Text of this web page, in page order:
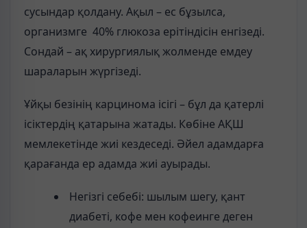
сусындар қолдану. Ақыл – ес бұзылса,
организмге 40% глюкоза ерітіндісін енгізеді.
Сондай – ақ хирургиялық жолменде емдеу
шараларын жүргізеді.
Ұйқы безінің карцинома ісігі – бұл да қатерлі
ісіктердің қатарына жатады. Көбіне АҚШ
мемлекетінде жиі кездеседі. Әйел адамдарға
қарағанда ер адамда жиі ауырады.
Негізгі себебі: шылым шегу, қант
диабеті, кофе мен кофеинге деген